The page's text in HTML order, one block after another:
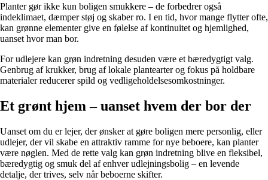
Planter gør ikke kun boligen smukkere – de forbedrer også
indeklimaet, dæmper støj og skaber ro. I en tid, hvor mange flytter ofte,
kan grønne elementer give en følelse af kontinuitet og hjemlighed,
uanset hvor man bor.
For udlejere kan grøn indretning desuden være et bæredygtigt valg.
Genbrug af krukker, brug af lokale plantearter og fokus på holdbare
materialer reducerer spild og vedligeholdelsesomkostninger.
Et grønt hjem – uanset hvem der bor der
Uanset om du er lejer, der ønsker at gøre boligen mere personlig, eller
udlejer, der vil skabe en attraktiv ramme for nye beboere, kan planter
være nøglen. Med de rette valg kan grøn indretning blive en fleksibel,
bæredygtig og smuk del af enhver udlejningsbolig – en levende
detalje, der trives, selv når beboerne skifter.